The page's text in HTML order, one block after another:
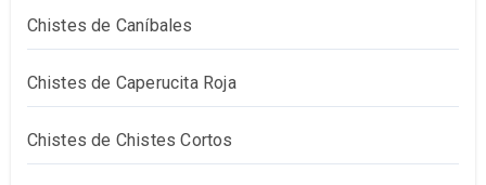
Chistes de Caníbales
Chistes de Caperucita Roja
Chistes de Chistes Cortos